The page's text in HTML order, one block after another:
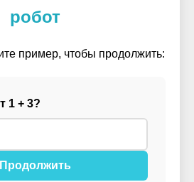
робот
пример, чтобы продолжить:
1 + 3?
Продолжить